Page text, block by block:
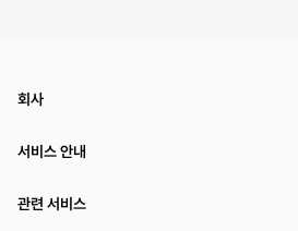
회사
서비스 안내
관련 서비스